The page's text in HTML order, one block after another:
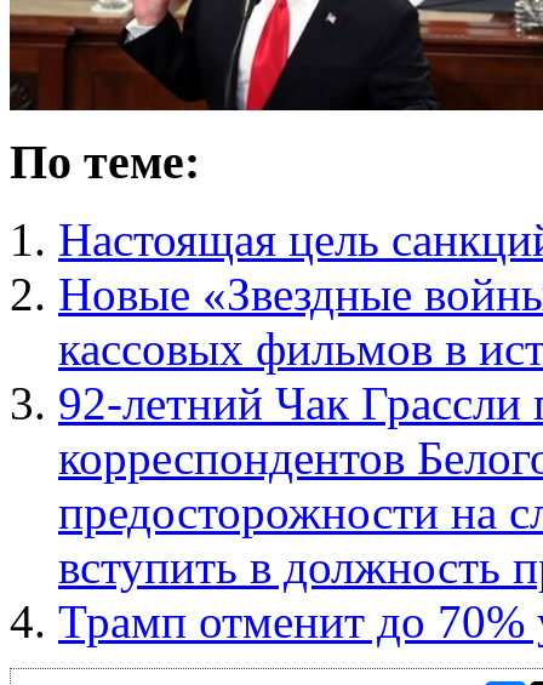
По теме:
Настоящая цель
Новые «Звездные
кассовых фильмов в
92-летний Чак
корреспондентов
предосторожности на
вступить в должность
Трамп отменит до 70%